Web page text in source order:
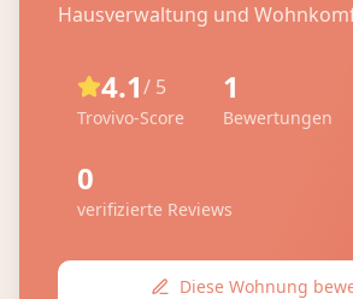
Hausverwaltung und
4.1/ 5
Trovivo-Score
1
Bewertungen
0
verifizierte Reviews
Diese Wohnung